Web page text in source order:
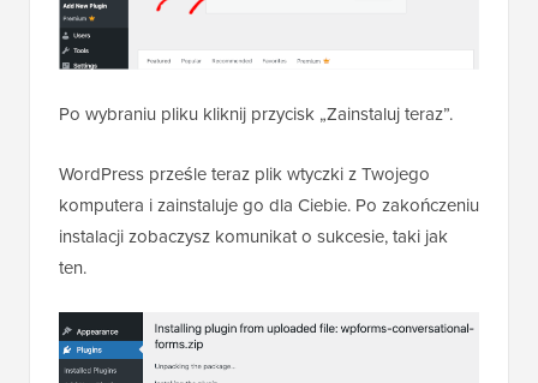
Po wybraniu pliku kliknij przycisk „Zainstaluj teraz”.
WordPress prześle teraz plik wtyczki z Twojego
komputera i zainstaluje go dla Ciebie. Po zakończeniu
instalacji zobaczysz komunikat o sukcesie, taki jak
ten.